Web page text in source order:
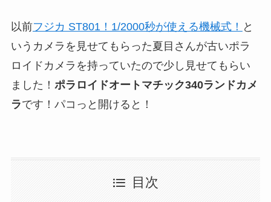
以前フジカ ST801！1/2000秒が使える機械式！ と
いうカメラを見せてもらった夏目さんが古いポラ
ロイドカメラを持っていたので少し見せてもらい
ました！ ポラロイドオートマチック340ランドカメ
ラです！パコっと開けると！
目次